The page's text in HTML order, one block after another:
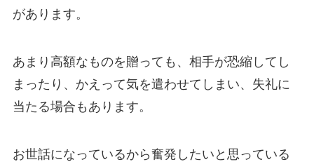
があります。
あまり高額なものを贈っても、相手が恐縮してし
まったり、かえって気を遣わせてしまい、失礼に
当たる場合もあります。
お世話になっているから奮発したいと思っている